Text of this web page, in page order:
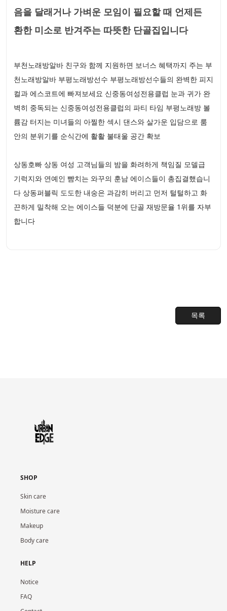
음을 달래거나 가벼운 모임이 필요할 때 언제든
환한 미소로 반겨주는 따뜻한 단골집입니다
부천노래방알바 친구와 함께 지원하면 보너스 혜택까지 주는 부
천노래방알바 부평노래방선수 부평노래방선수들의 완벽한 피지
컬과 에스코트에 빠져보세요 신중동여성전용클럽 눈과 귀가 완
벽히 중독되는 신중동여성전용클럽의 파티 타임 부평노래방 볼
륨감 터지는 미녀들의 아찔한 섹시 댄스와 살가운 입담으로 룸
안의 분위기를 순식간에 활활 불태울 공간 확보
상동호빠 상동 여성 고객님들의 밤을 화려하게 책임질 모델급
기럭지와 연예인 뺨치는 와꾸의 훈남 에이스들이 총집결했습니
다 상동퍼블릭 도도한 내숭은 과감히 버리고 먼저 털털하고 화
끈하게 밀착해 오는 에이스들 덕분에 단골 재방문율 1위를 자부
합니다
목록
SHOP
Skin care
Moisture care
Makeup
Body care
HELP
Notice
FAQ